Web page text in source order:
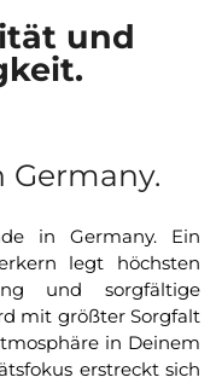
und
Germany.
in Germany. Ein
legt höchsten
und sorgfältige
mit größter Sorgfalt
in Deinem
erstreckt sich